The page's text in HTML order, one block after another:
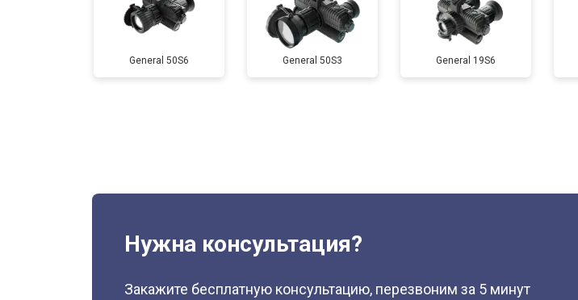
General 50S6 General 50S3 General 19S6
Нужна консультация?
Закажите бесплатную консультацию, перезвоним за 5 минут